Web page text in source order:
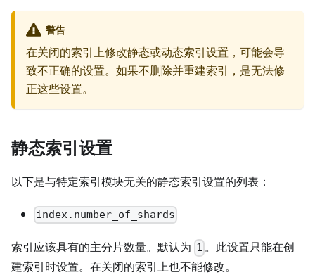
警告
在关闭的索引上修改静态或动态索引设置，可能会导
致不正确的设置。如果不删除并重建索引，是无法修
正这些设置。
静态索引设置
以下是与特定索引模块无关的静态索引设置的列表：
index.number_of_shards
索引应该具有的主分片数量。默认为 1 。此设置只能在创
建索引时设置。在关闭的索引上也不能修改。